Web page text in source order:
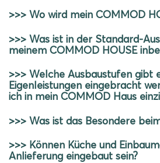
>>> Wo wird mein COMMOD
>>> Was ist in der Standard-
meinem COMMOD HOUSE
>>> Welche Ausbaustufen gibt
Eigenleistungen eingebracht
ich in mein COMMOD Haus
>>> Was ist das Besondere
>>> Können Küche und
Anlieferung eingebaut sein?